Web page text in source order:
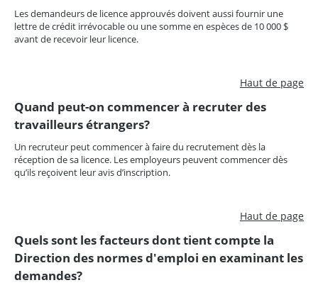
Les demandeurs de licence approuvés doivent aussi fournir une
lettre de crédit irrévocable ou une somme en espèces de 10 000 $
avant de recevoir leur licence.
Haut de page
Quand peut-on commencer à recruter des
travailleurs étrangers?
Un recruteur peut commencer à faire du recrutement dès la
réception de sa licence. Les employeurs peuvent commencer dès
qu’ils reçoivent leur avis d’inscription.
Haut de page
Quels sont les facteurs dont tient compte la
Direction des normes d'emploi en examinant les
demandes?